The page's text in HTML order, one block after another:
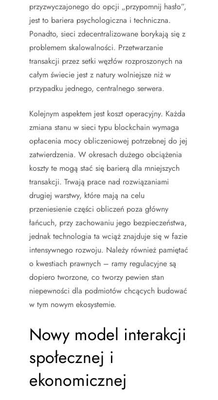
przyzwyczajonego do opcji „przypomnij hasło”,
jest to bariera psychologiczna i techniczna.
Ponadto, sieci zdecentralizowane borykają się z
problemem skalowalności. Przetwarzanie
transakcji przez setki węzłów rozproszonych na
całym świecie jest z natury wolniejsze niż w
przypadku jednego, centralnego serwera.
Kolejnym aspektem jest koszt operacyjny. Każda
zmiana stanu w sieci typu blockchain wymaga
opłacenia mocy obliczeniowej potrzebnej do jej
zatwierdzenia. W okresach dużego obciążenia
koszty te mogą stać się barierą dla mniejszych
transakcji. Trwają prace nad rozwiązaniami
drugiej warstwy, które mają na celu
przeniesienie części obliczeń poza główny
łańcuch, przy zachowaniu jego bezpieczeństwa,
jednak technologia ta wciąż znajduje się w fazie
intensywnego rozwoju. Należy również pamiętać
o kwestiach prawnych – ramy regulacyjne są
dopiero tworzone, co tworzy pewien stan
niepewności dla podmiotów chcących budować
w tym nowym ekosystemie.
Nowy model interakcji
społecznej i
ekonomicznej